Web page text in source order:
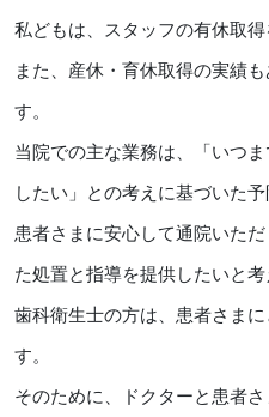
私どもは、スタッフの有休取得
また、産休・育休取得の実績
す。
当院での主な業務は、「いつ
したい」との考えに基づいた予
患者さまに安心して通院いた
た処置と指導を提供したいと考
歯科衛生士の方は、患者さま
す。
そのために、ドクターと患者